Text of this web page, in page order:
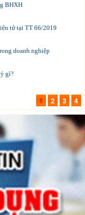
BHXH
tử tại TT 66/2019
doanh nghiệp
gì?
1 2 3 4